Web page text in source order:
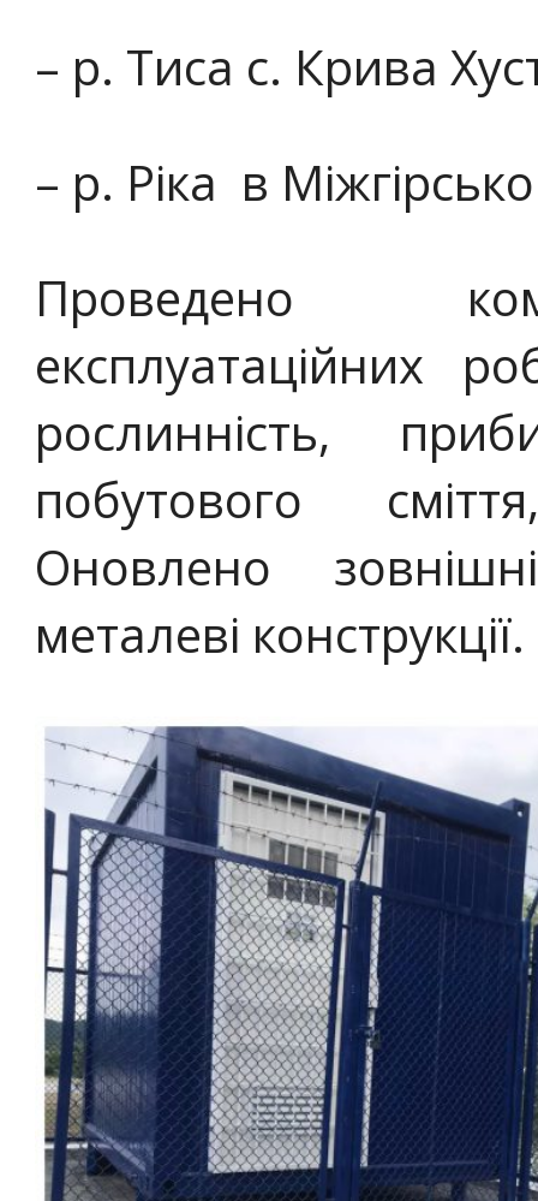
– р. Тиса с. Крива
– р. Ріка в
Проведено
експлуатаційних
рослинність,
побутового
Оновлено
металеві конструкції.